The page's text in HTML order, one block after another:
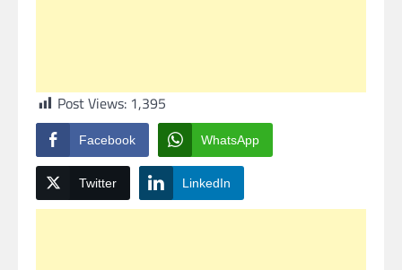
Post Views: 1,395
Facebook WhatsApp
Twitter LinkedIn